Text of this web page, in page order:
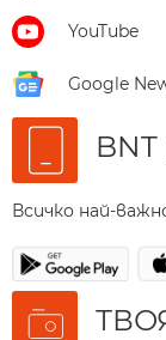
YouTube
Google
BNT
Всичко най-